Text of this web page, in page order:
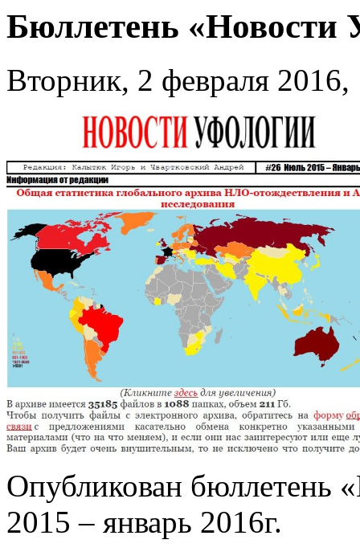
Бюллетень
Вторник, 2 февраля 2016,
Опубликован бюллетень
2015 – январь 2016г.